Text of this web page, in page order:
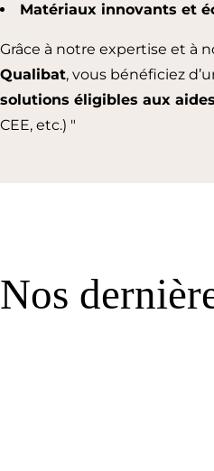
Matériaux innovants et
Grâce à notre expertise et à
Qualibat, vous bénéficiez
solutions éligibles aux
CEE, etc.) "
Nos